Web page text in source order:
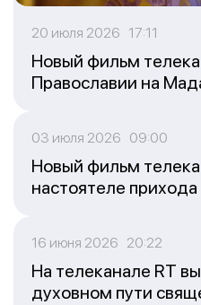
20 июля 2026 17:11
Новый фильм
Православии на
03 июля 2026 09:00
Новый фильм
настоятеле
16 июня 2026 20:22
На телеканале RT
духовном пути